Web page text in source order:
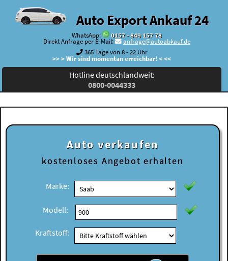
Auto Export Ankauf 24
WhatsApp:
0157 - 849 157 78
Direkt Anfrage per E-Mail:
anfrage@autoabkauf.de
365 Tage von 8 - 22 Uhr
>> > Wir sind momentan erreichbar! < <<
Hotline deutschlandweit:
0800-0044333
Auto verkaufen
kostenloses Angebot erhalten
Marke:
Modell:
Kraftstoff: